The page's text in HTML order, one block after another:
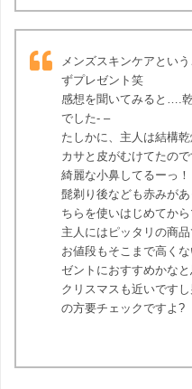
メンズスキンケアとい
ずプレゼント笑
感想を聞いてみると….
でした- –
たしかに、主人は結構
カサと皮がむけてたの
綺麗な小鼻してるーっ！
髭剃り後なども赤みが
ちらを使いはじめてか
主人にはピッタリの商
お値段もそこまで高く
ゼントにおすすめかな
クリスマスも近いです
の方要チェックですよ?